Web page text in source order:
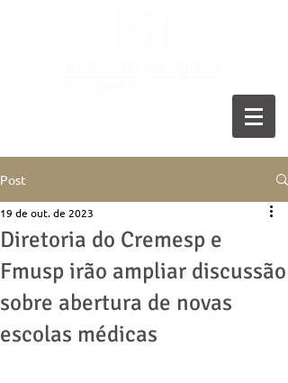
Post
Diretoria do Cremesp e
Fmusp irão ampliar discussão
sobre abertura de novas
escolas médicas
19 de out. de 2023